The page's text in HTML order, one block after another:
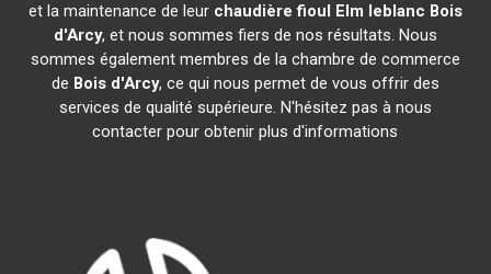
et la maintenance de leur chaudière fioul Elm leblanc Bois
d'Arcy, et nous sommes fiers de nos résultats. Nous
sommes également membres de la chambre de commerce
de Bois d'Arcy, ce qui nous permet de vous offrir des
services de qualité supérieure. N'hésitez pas à nous
contacter pour obtenir plus d'informations